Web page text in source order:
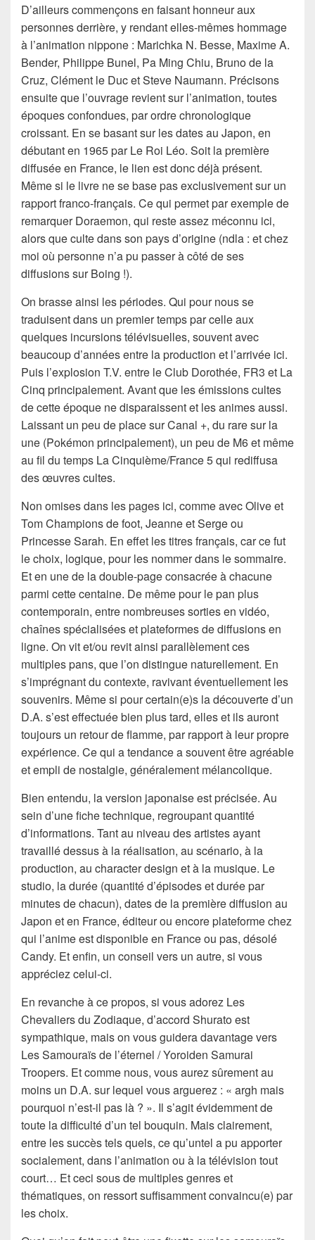
D’ailleurs commençons en faisant honneur aux
personnes derrière, y rendant elles-mêmes hommage
à l’animation nippone : Marichka N. Besse, Maxime A.
Bender, Philippe Bunel, Pa Ming Chiu, Bruno de la
Cruz, Clément le Duc et Steve Naumann. Précisons
ensuite que l’ouvrage revient sur l’animation, toutes
époques confondues, par ordre chronologique
croissant. En se basant sur les dates au Japon, en
débutant en 1965 par Le Roi Léo. Soit la première
diffusée en France, le lien est donc déjà présent.
Même si le livre ne se base pas exclusivement sur un
rapport franco-français. Ce qui permet par exemple de
remarquer Doraemon, qui reste assez méconnu ici,
alors que culte dans son pays d’origine (ndla : et chez
moi où personne n’a pu passer à côté de ses
diffusions sur Boing !).
On brasse ainsi les périodes. Qui pour nous se
traduisent dans un premier temps par celle aux
quelques incursions télévisuelles, souvent avec
beaucoup d’années entre la production et l’arrivée ici.
Puis l’explosion T.V. entre le Club Dorothée, FR3 et La
Cinq principalement. Avant que les émissions cultes
de cette époque ne disparaissent et les animes aussi.
Laissant un peu de place sur Canal +, du rare sur la
une (Pokémon principalement), un peu de M6 et même
au fil du temps La Cinquième/France 5 qui rediffusa
des œuvres cultes.
Non omises dans les pages ici, comme avec Olive et
Tom Champions de foot, Jeanne et Serge ou
Princesse Sarah. En effet les titres français, car ce fut
le choix, logique, pour les nommer dans le sommaire.
Et en une de la double-page consacrée à chacune
parmi cette centaine. De même pour le pan plus
contemporain, entre nombreuses sorties en vidéo,
chaînes spécialisées et plateformes de diffusions en
ligne. On vit et/ou revit ainsi parallèlement ces
multiples pans, que l’on distingue naturellement. En
s’imprégnant du contexte, ravivant éventuellement les
souvenirs. Même si pour certain(e)s la découverte d’un
D.A. s’est effectuée bien plus tard, elles et ils auront
toujours un retour de flamme, par rapport à leur propre
expérience. Ce qui a tendance a souvent être agréable
et empli de nostalgie, généralement mélancolique.
Bien entendu, la version japonaise est précisée. Au
sein d’une fiche technique, regroupant quantité
d’informations. Tant au niveau des artistes ayant
travaillé dessus à la réalisation, au scénario, à la
production, au character design et à la musique. Le
studio, la durée (quantité d’épisodes et durée par
minutes de chacun), dates de la première diffusion au
Japon et en France, éditeur ou encore plateforme chez
qui l’anime est disponible en France ou pas, désolé
Candy. Et enfin, un conseil vers un autre, si vous
appréciez celui-ci.
En revanche à ce propos, si vous adorez Les
Chevaliers du Zodiaque, d’accord Shurato est
sympathique, mais on vous guidera davantage vers
Les Samouraïs de l’éternel / Yoroiden Samurai
Troopers. Et comme nous, vous aurez sûrement au
moins un D.A. sur lequel vous arguerez : « argh mais
pourquoi n’est-il pas là ? ». Il s’agit évidemment de
toute la difficulté d’un tel bouquin. Mais clairement,
entre les succès tels quels, ce qu’untel a pu apporter
socialement, dans l’animation ou à la télévision tout
court… Et ceci sous de multiples genres et
thématiques, on ressort suffisamment convaincu(e) par
les choix.